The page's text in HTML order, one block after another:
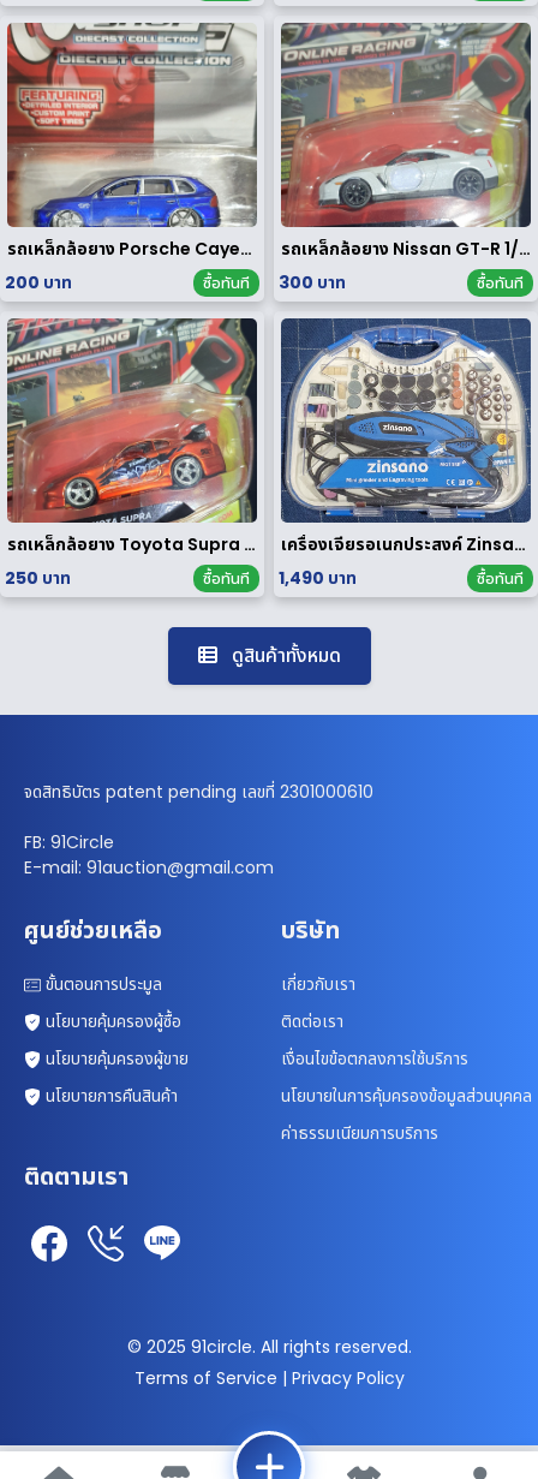
รถเหล็กล้อยาง Porsche Cayenne Turbo 1/64
200 บาท
ซื้อทันที
รถเหล็กล้อยาง Nissan GT-R 1/64
300 บาท
ซื้อทันที
รถเหล็กล้อยาง Toyota Supra 1/64
250 บาท
ซื้อทันที
เครื่องเจียรอเนกประสงค์ Zinsano รุ่น MG135E [ มือสอง ]
1,490 บาท
ซื้อทันที
ดูสินค้าทั้งหมด
จดสิทธิบัตร patent pending เลขที่ 2301000610
FB: 91Circle
E-mail: 91auction@gmail.com
ศูนย์ช่วยเหลือ
ขั้นตอนการประมูล
นโยบายคุ้มครองผู้ซื้อ
นโยบายคุ้มครองผู้ขาย
นโยบายการคืนสินค้า
บริษัท
เกี่ยวกับเรา
ติดต่อเรา
เงื่อนไขข้อตกลงการใช้บริการ
นโยบายในการคุ้มครองข้อมูลส่วนบุคคล
ค่าธรรมเนียมการบริการ
ติดตามเรา
© 2025 91circle. All rights reserved.
Terms of Service | Privacy Policy